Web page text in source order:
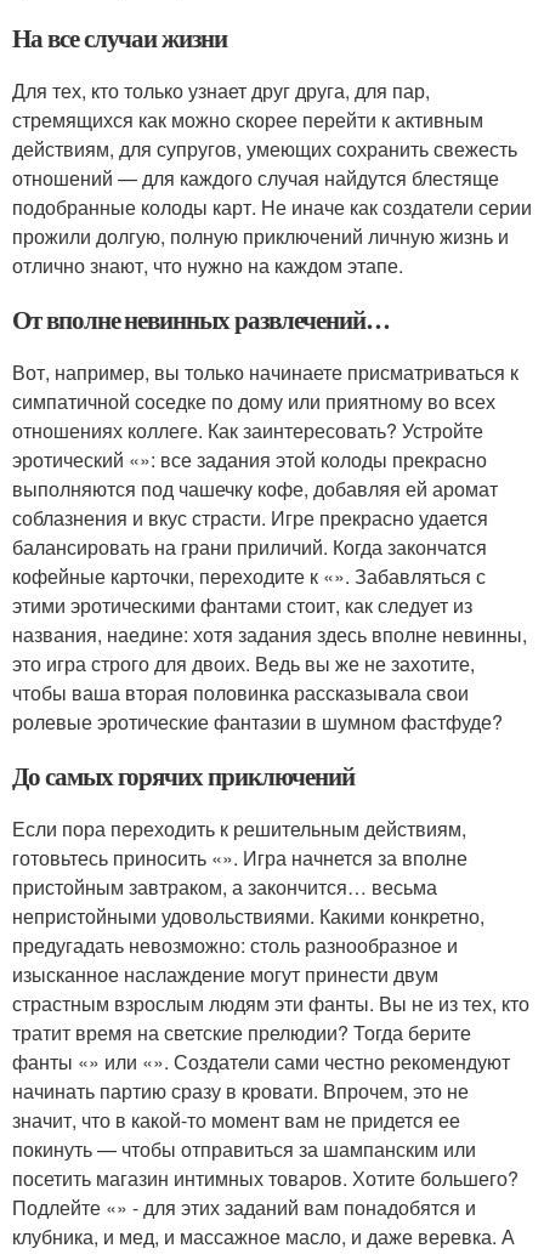
На все случаи жизни
Для тех, кто только узнает друг друга, для пар,
стремящихся как можно скорее перейти к активным
действиям, для супругов, умеющих сохранить свежесть
отношений — для каждого случая найдутся блестяще
подобранные колоды карт. Не иначе как создатели серии
прожили долгую, полную приключений личную жизнь и
отлично знают, что нужно на каждом этапе.
От вполне невинных развлечений…
Вот, например, вы только начинаете присматриваться к
симпатичной соседке по дому или приятному во всех
отношениях коллеге. Как заинтересовать? Устройте
эротический «»: все задания этой колоды прекрасно
выполняются под чашечку кофе, добавляя ей аромат
соблазнения и вкус страсти. Игре прекрасно удается
балансировать на грани приличий. Когда закончатся
кофейные карточки, переходите к «». Забавляться с
этими эротическими фантами стоит, как следует из
названия, наедине: хотя задания здесь вполне невинны,
это игра строго для двоих. Ведь вы же не захотите,
чтобы ваша вторая половинка рассказывала свои
ролевые эротические фантазии в шумном фастфуде?
До самых горячих приключений
Если пора переходить к решительным действиям,
готовьтесь приносить «». Игра начнется за вполне
пристойным завтраком, а закончится… весьма
непристойными удовольствиями. Какими конкретно,
предугадать невозможно: столь разнообразное и
изысканное наслаждение могут принести двум
страстным взрослым людям эти фанты. Вы не из тех, кто
тратит время на светские прелюдии? Тогда берите
фанты «» или «». Создатели сами честно рекомендуют
начинать партию сразу в кровати. Впрочем, это не
значит, что в какой-то момент вам не придется ее
покинуть — чтобы отправиться за шампанским или
посетить магазин интимных товаров. Хотите большего?
Подлейте «» - для этих заданий вам понадобятся и
клубника, и мед, и массажное масло, и даже веревка. А